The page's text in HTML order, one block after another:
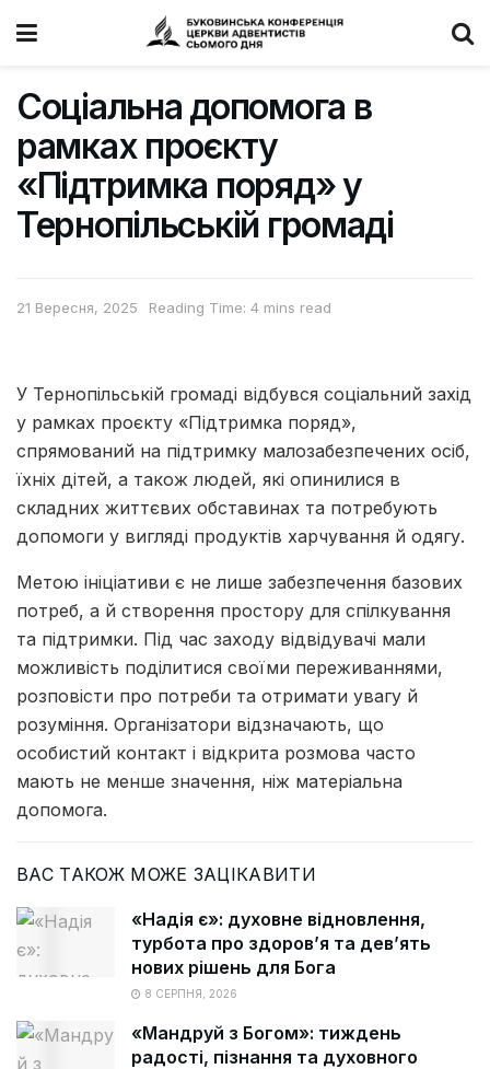
Соціальна допомога в
рамках проєкту
«Підтримка поряд» у
Тернопільській громаді
21 Вересня, 2025 Reading Time: 4 mins read
У Тернопільській громаді відбувся соціальний захід
у рамках проєкту «Підтримка поряд»,
спрямований на підтримку малозабезпечених осіб,
їхніх дітей, а також людей, які опинилися в
складних життєвих обставинах та потребують
допомоги у вигляді продуктів харчування й одягу.
Метою ініціативи є не лише забезпечення базових
потреб, а й створення простору для спілкування
та підтримки. Під час заходу відвідувачі мали
можливість поділитися своїми переживаннями,
розповісти про потреби та отримати увагу й
розуміння. Організатори відзначають, що
особистий контакт і відкрита розмова часто
мають не менше значення, ніж матеріальна
допомога.
ВАС ТАКОЖ МОЖЕ ЗАЦІКАВИТИ
«Надія є»: духовне відновлення,
турбота про здоров’я та дев’ять
нових рішень для Бога
8 СЕРПНЯ, 2026
«Мандруй з Богом»: тиждень
радості, пізнання та духовного